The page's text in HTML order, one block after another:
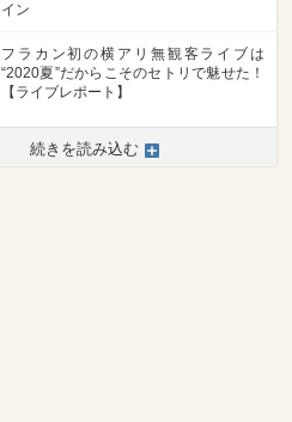
イン
フラカン初の横アリ無観客ライブは
“2020夏”だからこそのセトリで魅せた！
【ライブレポート】
続きを読み込む